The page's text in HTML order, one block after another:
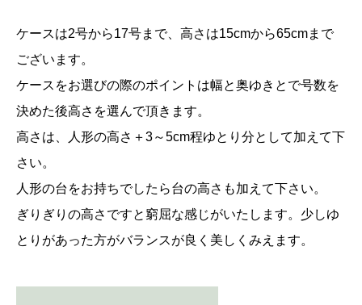
3
6
高
5
0
m
個
ケースは2号から17号まで、高さは15cmから65cmまで
ございます。
ケースをお選びの際のポイントは幅と奥ゆきとで号数を
決めた後高さを選んで頂きます。
高さは、人形の高さ＋3～5cm程ゆとり分として加えて下
さい。
人形の台をお持ちでしたら台の高さも加えて下さい。
ぎりぎりの高さですと窮屈な感じがいたします。少しゆ
とりがあった方がバランスが良く美しくみえます。